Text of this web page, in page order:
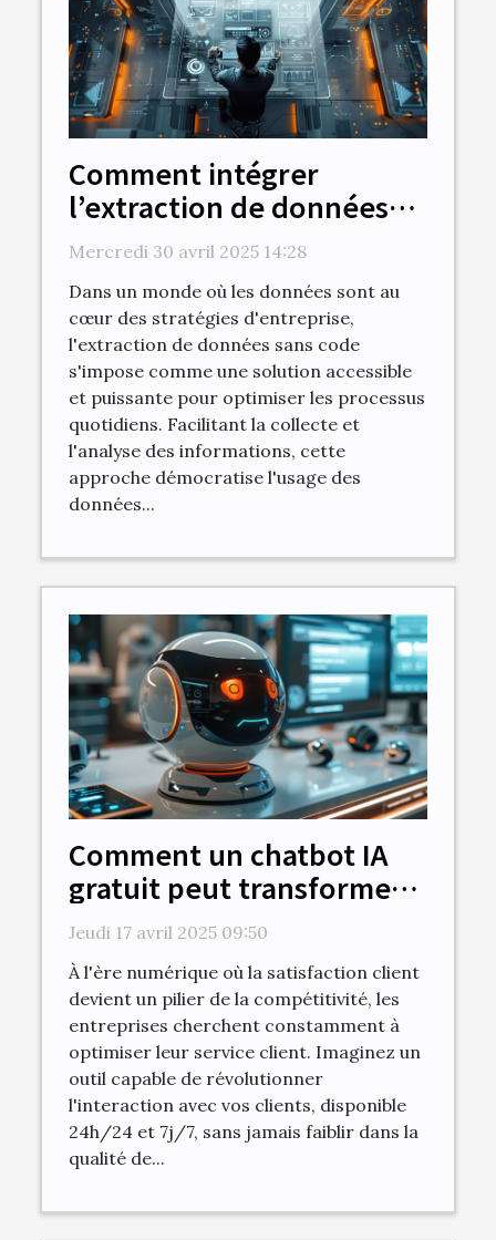
Comment intégrer
l’extraction de données
sans code dans votre flux
Mercredi 30 avril 2025 14:28
Dans un monde où les données sont au
cœur des stratégies d'entreprise,
l'extraction de données sans code
s'impose comme une solution accessible
et puissante pour optimiser les processus
quotidiens. Facilitant la collecte et
l'analyse des informations, cette
approche démocratise l'usage des
données...
Comment un chatbot IA
gratuit peut transformer
votre service client
Jeudi 17 avril 2025 09:50
À l'ère numérique où la satisfaction client
devient un pilier de la compétitivité, les
entreprises cherchent constamment à
optimiser leur service client. Imaginez un
outil capable de révolutionner
l'interaction avec vos clients, disponible
24h/24 et 7j/7, sans jamais faiblir dans la
qualité de...